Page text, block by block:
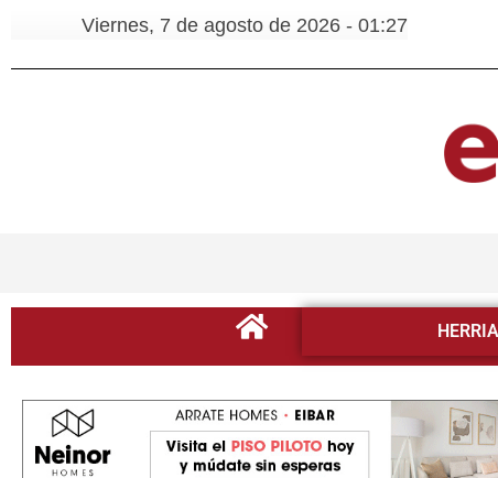
Viernes, 7 de agosto de 2026 - 01:27